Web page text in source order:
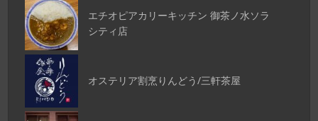
エチオピアカリーキッチン 御茶ノ水ソラ
シティ店
オステリア割烹りんどう/三軒茶屋